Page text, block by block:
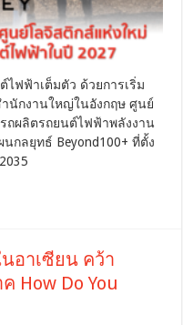
ศูนย์
โล
จิ
สติ
กส์
แห่ง
ใหม่
เตรียม
พร้อม
ไฟฟ้าเต็มตัว ด้วยการเริ่ม
นักงานใหญ่ในอังกฤษ ศูนย์
ถผลิตรถยนต์ไฟฟ้าพลังงาน
นกลยุทธ์ Beyond100+ ที่ตั้ง
อาเซียน คว้า
How Do You